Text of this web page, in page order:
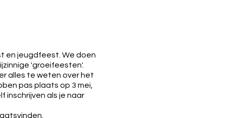
en jeugdfeest. We doen
'groeifeesten'.
alles te weten over het
pas plaats op 3 mei,
inschrijven als je naar